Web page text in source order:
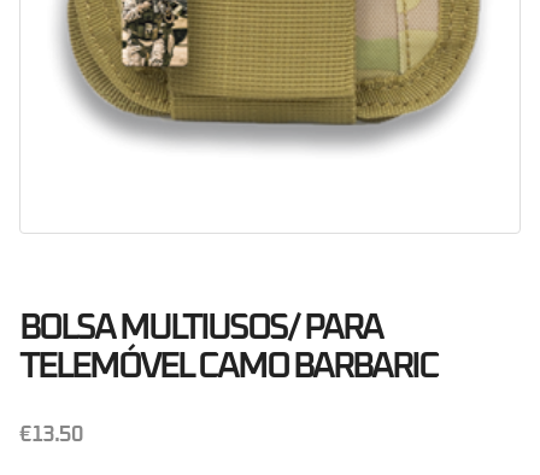
BOLSA MULTIUSOS/ PARA
TELEMÓVEL CAMO BARBARIC
€13.50